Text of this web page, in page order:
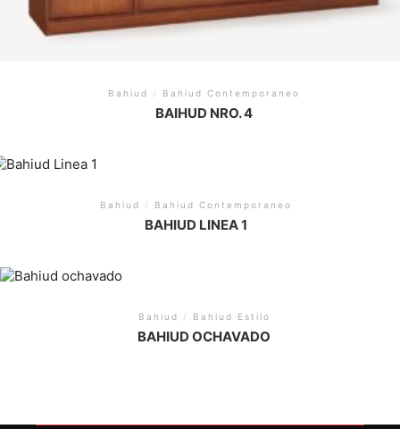
Bahiud / Bahiud Contemporaneo
BAIHUD NRO. 4
Bahiud / Bahiud Contemporaneo
BAHIUD LINEA 1
Bahiud / Bahiud Estilo
BAHIUD OCHAVADO